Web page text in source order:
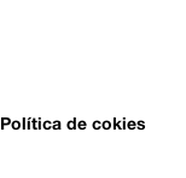
Política de cokies